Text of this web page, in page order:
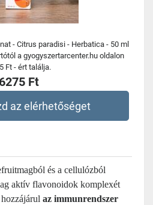
- Citrus paradisi - Herbatica - 50 ml
a gyogyszertarcenter.hu oldalon
Ft - ért találja.
6275 Ft
az elérhetőséget
és a cellulózból
aktív flavonoidok komplexét
az immunrendszer